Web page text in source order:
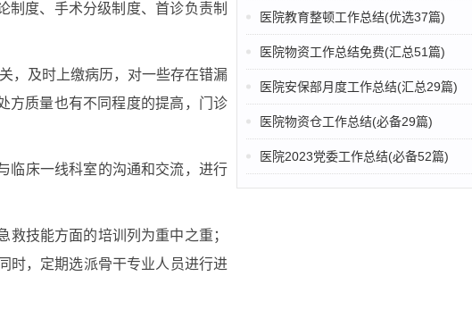
制度、手术分级制度、首诊负责制
，及时上缴病历，对一些存在错漏
方质量也有不同程度的提高，门诊
临床一线科室的沟通和交流，进行
救技能方面的培训列为重中之重；
时，定期选派骨干专业人员进行进
医院教育整顿工作总结(优选37篇)
医院物资工作总结免费(汇总51篇)
医院安保部月度工作总结(汇总29篇)
医院物资仓工作总结(必备29篇)
医院2023党委工作总结(必备52篇)